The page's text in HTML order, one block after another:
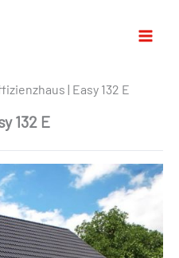
| Easy 132 E
132 E